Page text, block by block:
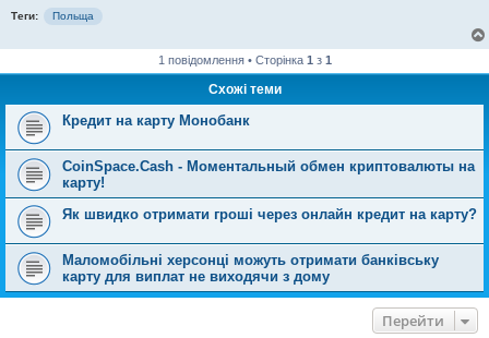
Теги: Польща
1 повідомлення • Сторінка 1 з 1
Схожі теми
Кредит на карту Монобанк
CoinSpace.Cash - Моментальный обмен криптовалюты на
карту!
Як швидко отримати гроші через онлайн кредит на карту?
Маломобільні херсонці можуть отримати банківську
карту для виплат не виходячи з дому
Перейти